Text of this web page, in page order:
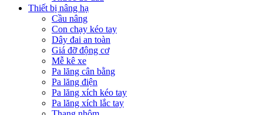
Thiết bị nâng hạ
Cầu nâng
Con chạy kéo tay
Dây đai an toàn
Giá đỡ động cơ
Mễ kê xe
Pa lăng cân bằng
Pa lăng điện
Pa lăng xích kéo tay
Pa lăng xích lắc tay